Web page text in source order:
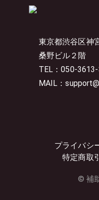
東京都渋谷区神
桑野ビル２階
TEL：050-
MAIL：
プライバシ
特定商取
© 補